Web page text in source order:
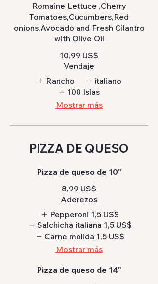
Romaine Lettuce ,Cherry
Tomatoes,Cucumbers,Red
onions,Avocado and Fresh Cilantro
with Olive Oil
10,99 US$
Vendaje
Rancho
italiano
100 Islas
Mostrar más
PIZZA DE QUESO
Pizza de queso de 10"
8,99 US$
Aderezos
Pepperoni 1,5 US$
Salchicha italiana 1,5 US$
Carne molida 1,5 US$
Mostrar más
Pizza de queso de 14"